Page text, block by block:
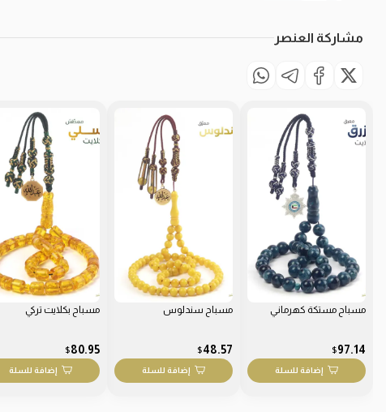
مشاركة العنصر
مسباح مستكة كهرماني
97.14
$
إضافة للسلة
مسباح سندلوس
48.57
$
إضافة للسلة
مسباح بكلايت تركي
80.95
$
إضافة للسلة